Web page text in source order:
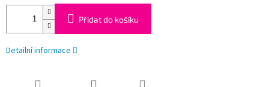
Přidat do košíku
Detailní informace